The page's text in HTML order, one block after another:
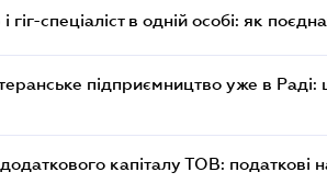
спеціаліст в одній особі: як
підприємництво уже в Раді:
капіталу ТОВ: податкові